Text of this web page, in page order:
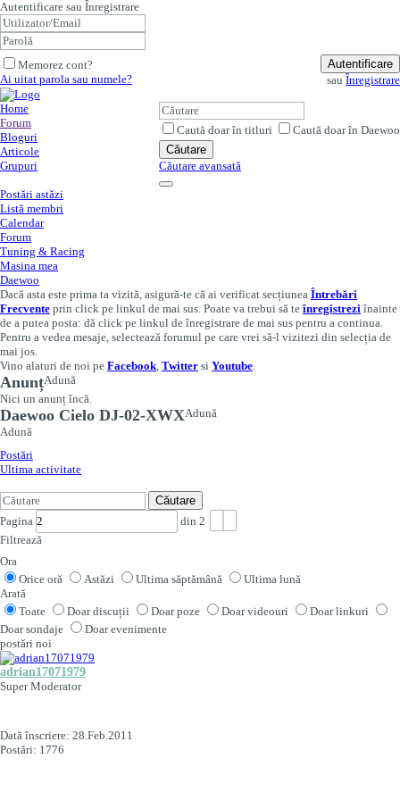
Autentificare sau Înregistrare
Memorez cont?
Autentificare
Ai uitat parola sau numele?
sau Înregistrare
Caută doar în titluri
Caută doar în Daewoo
Căutare
Căutare avansată
Home
Forum
Bloguri
Articole
Grupuri
Postări astăzi
Listă membri
Calendar
Forum
Tuning & Racing
Masina mea
Daewoo
Dacă asta este prima ta vizită, asigură-te că ai verificat secțiunea Întrebări
Frecvente prin click pe linkul de mai sus. Poate va trebui să te înregistrezi înainte
de a putea posta: dă click pe linkul de înregistrare de mai sus pentru a continua.
Pentru a vedea mesaje, selectează forumul pe care vrei să-l vizitezi din selecția de
mai jos.
Vino alaturi de noi pe Facebook, Twitter si Youtube.
AnunțAdună
Nici un anunț încă.
Daewoo Cielo DJ-02-XWXAdună
Adună
Postări
Ultima activitate
Căutare
Pagina
din 2
Filtrează
Ora
Orice oră
Astăzi Ultima săptămână
Ultima lună
Arată
Toate
Doar discuții Doar poze Doar videouri
Doar linkuri
Doar sondaje
Doar evenimente
postări noi
adrian17071979
Super Moderator
Dată înscriere: 28.Feb.2011
Postări: 1776